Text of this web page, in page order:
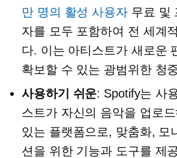
만 명의 활성 사용자무료 및
자를 모두 포함하여 전 세계
다. 이는 아티스트가 새로운
확보할 수 있는 광범위한 청
사용하기 쉬운: Spotify는 사
스트가 자신의 음악을 업로
있는 플랫폼으로, 맞춤화, 모
션을 위한 기능과 도구를 제